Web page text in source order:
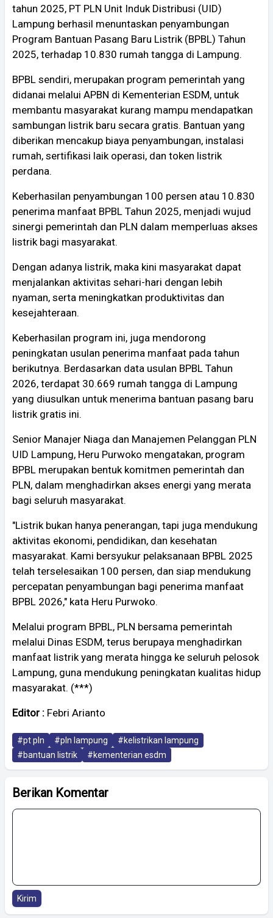
tahun 2025, PT PLN Unit Induk Distribusi (UID)
Lampung berhasil menuntaskan penyambungan
Program Bantuan Pasang Baru Listrik (BPBL) Tahun
2025, terhadap 10.830 rumah tangga di Lampung.
BPBL sendiri, merupakan program pemerintah yang
didanai melalui APBN di Kementerian ESDM, untuk
membantu masyarakat kurang mampu mendapatkan
sambungan listrik baru secara gratis. Bantuan yang
diberikan mencakup biaya penyambungan, instalasi
rumah, sertifikasi laik operasi, dan token listrik
perdana.
Keberhasilan penyambungan 100 persen atau 10.830
penerima manfaat BPBL Tahun 2025, menjadi wujud
sinergi pemerintah dan PLN dalam memperluas akses
listrik bagi masyarakat.
Dengan adanya listrik, maka kini masyarakat dapat
menjalankan aktivitas sehari-hari dengan lebih
nyaman, serta meningkatkan produktivitas dan
kesejahteraan.
Keberhasilan program ini, juga mendorong
peningkatan usulan penerima manfaat pada tahun
berikutnya. Berdasarkan data usulan BPBL Tahun
2026, terdapat 30.669 rumah tangga di Lampung
yang diusulkan untuk menerima bantuan pasang baru
listrik gratis ini.
Senior Manajer Niaga dan Manajemen Pelanggan PLN
UID Lampung, Heru Purwoko mengatakan, program
BPBL merupakan bentuk komitmen pemerintah dan
PLN, dalam menghadirkan akses energi yang merata
bagi seluruh masyarakat.
"Listrik bukan hanya penerangan, tapi juga mendukung
aktivitas ekonomi, pendidikan, dan kesehatan
masyarakat. Kami bersyukur pelaksanaan BPBL 2025
telah terselesaikan 100 persen, dan siap mendukung
percepatan penyambungan bagi penerima manfaat
BPBL 2026," kata Heru Purwoko.
Melalui program BPBL, PLN bersama pemerintah
melalui Dinas ESDM, terus berupaya menghadirkan
manfaat listrik yang merata hingga ke seluruh pelosok
Lampung, guna mendukung peningkatan kualitas hidup
masyarakat. (***)
Editor : Febri Arianto
#pt pln #pln lampung
#kelistrikan lampung
#bantuan listrik
#kementerian esdm
Berikan Komentar
Kirim